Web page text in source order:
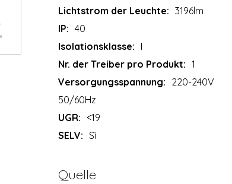
Lichtstrom der Leuchte: 3196lm
IP: 40
Isolationsklasse: I
Nr. der Treiber pro Produkt: 1
Versorgungsspannung: 220-240V
50/60Hz
UGR: <19
SELV: Sì
Quelle